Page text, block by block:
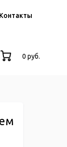
Контакты
0 руб.